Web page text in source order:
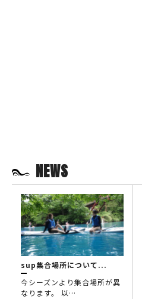
NEWS
sup集合場所について...
今シーズンより集合場所が異
なります。 以…